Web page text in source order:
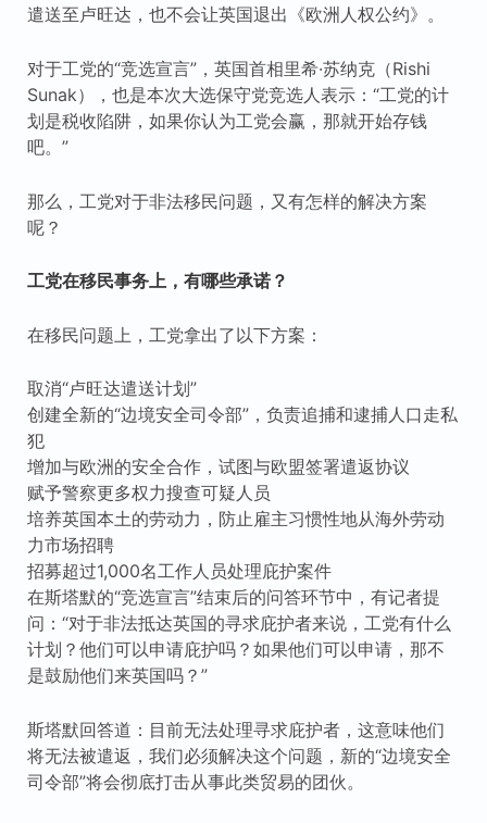
遣送至卢旺达，也不会让英国退出《欧洲人权公约》。
对于工党的“竞选宣言”，英国首相里希·苏纳克（Rishi
Sunak），也是本次大选保守党竞选人表示：“工党的计
划是税收陷阱，如果你认为工党会赢，那就开始存钱
吧。”
那么，工党对于非法移民问题，又有怎样的解决方案
呢？
工党在移民事务上，有哪些承诺？
在移民问题上，工党拿出了以下方案：
取消“卢旺达遣送计划”
创建全新的“边境安全司令部”，负责追捕和逮捕人口走私
犯
增加与欧洲的安全合作，试图与欧盟签署遣返协议
赋予警察更多权力搜查可疑人员
培养英国本土的劳动力，防止雇主习惯性地从海外劳动
力市场招聘
招募超过1,000名工作人员处理庇护案件
在斯塔默的“竞选宣言”结束后的问答环节中，有记者提
问：“对于非法抵达英国的寻求庇护者来说，工党有什么
计划？他们可以申请庇护吗？如果他们可以申请，那不
是鼓励他们来英国吗？”
斯塔默回答道：目前无法处理寻求庇护者，这意味他们
将无法被遣返，我们必须解决这个问题，新的“边境安全
司令部”将会彻底打击从事此类贸易的团伙。